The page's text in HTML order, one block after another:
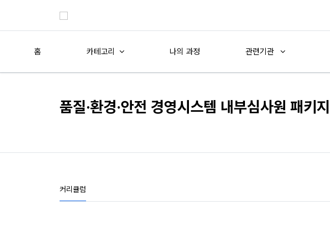
홈 카테고리 나의 과정 관련기관
품질·환경·안전 경영시스템 내부심사원 패키지
커리큘럼